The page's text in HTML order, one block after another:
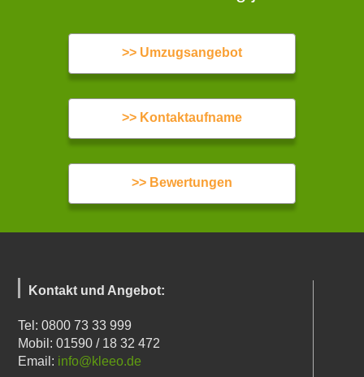
>> Umzugsangebot
>> Kontaktaufname
>> Bewertungen
Kontakt und Angebot:
Tel: 0800 73 33 999
Mobil: 01590 / 18 32 472
Email: info@kleeo.de